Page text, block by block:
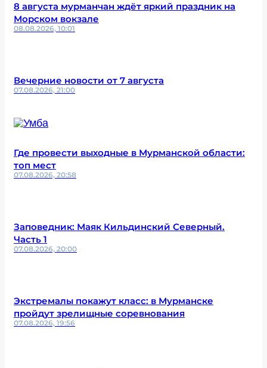
8 августа мурманчан ждёт яркий праздник на
Морском вокзале
08.08.2026, 10:01
Вечерние новости от 7 августа
07.08.2026, 21:00
Где провести выходные в Мурманской области:
топ мест
07.08.2026, 20:58
Заповедник: Маяк Кильдинский Северный.
Часть 1
07.08.2026, 20:00
Экстремалы покажут класс: в Мурманске
пройдут зрелищные соревнования
07.08.2026, 19:56